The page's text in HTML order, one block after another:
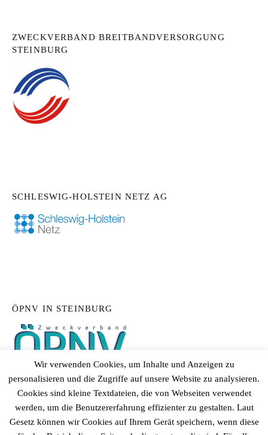
ZWECKVERBAND BREITBANDVERSORGUNG
STEINBURG
SCHLESWIG-HOLSTEIN NETZ AG
ÖPNV IN STEINBURG
Wir verwenden Cookies, um Inhalte und Anzeigen zu
personalisieren und die Zugriffe auf unsere Website zu analysieren.
Cookies sind kleine Textdateien, die von Webseiten verwendet
werden, um die Benutzererfahrung effizienter zu gestalten. Laut
Gesetz können wir Cookies auf Ihrem Gerät speichern, wenn diese